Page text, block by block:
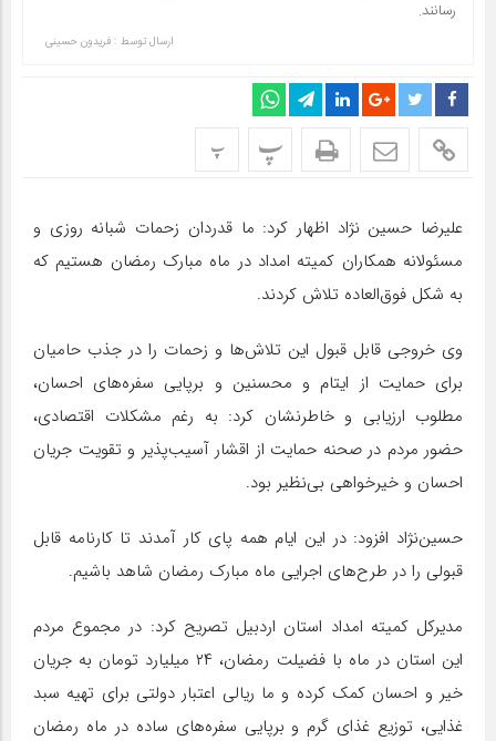
رسانند.
ارسال توسط : فریدون حسینی
پ پ
علیرضا حسین نژاد اظهار کرد: ما قدردان زحمات شبانه روزی و
مسئولانه همکاران کمیته امداد در ماه مبارک رمضان هستیم که
به شکل فوق‌العاده تلاش کردند.
وی خروجی قابل قبول این تلاش‌ها و زحمات را در جذب حامیان
برای حمایت از ایتام و محسنین و برپایی سفره‌های احسان،
مطلوب ارزیابی و خاطرنشان کرد: به رغم مشکلات اقتصادی،
حضور مردم در صحنه حمایت از اقشار آسیب‌پذیر و تقویت جریان
احسان و خیرخواهی بی‌نظیر بود.
حسين‌نژاد افزود: در این ایام همه پای کار آمدند تا کارنامه قابل
قبولی را در طرح‌های اجرایی ماه مبارک رمضان شاهد باشیم.
مدیرکل کمیته امداد استان اردبیل تصریح کرد: در مجموع مردم
این استان در ماه با فضیلت رمضان، ۲۴ میلیارد تومان به جریان
خیر و احسان کمک کرده و ما ريالی اعتبار دولتی برای تهیه سبد
غذایی، توزیع غذای گرم و برپایی سفره‌های ساده در ماه رمضان